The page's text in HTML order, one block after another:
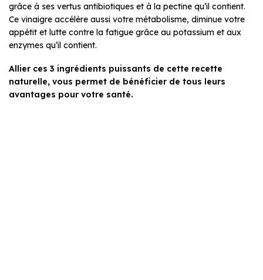
grâce à ses vertus antibiotiques et à la pectine qu’il contient.
Ce vinaigre accélère aussi votre métabolisme, diminue votre
appétit et lutte contre la fatigue grâce au potassium et aux
enzymes qu’il contient.
Allier ces 3 ingrédients puissants de cette recette
naturelle, vous permet de bénéficier de tous leurs
avantages pour votre santé.